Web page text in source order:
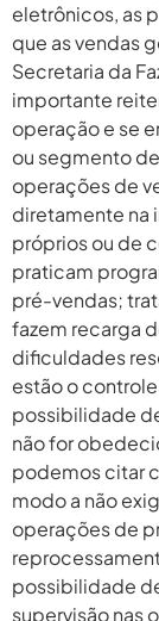
eletrônicos, as
que as vendas
Secretaria da
importante
operação e se
ou segmento
operações de
diretamente na
próprios ou de
praticam
pré-vendas;
fazem recarga
dificuldades
estão o
possibilidade
não for
podemos citar
modo a não
operações de
possibilidade
supervisão nas